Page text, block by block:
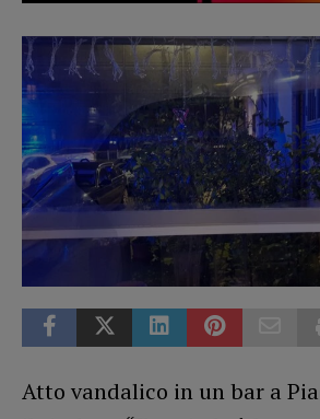
Atto vandalico in un bar a